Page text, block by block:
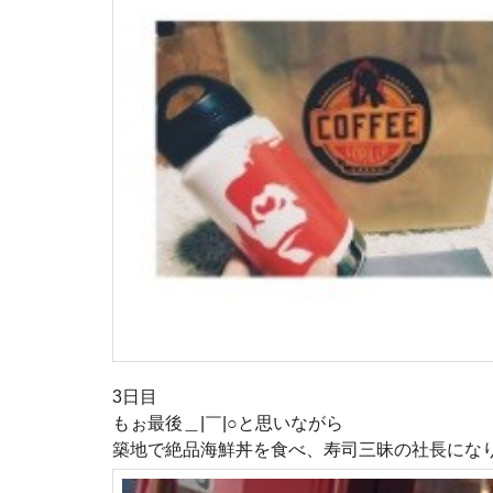
3日目
もぉ最後＿|￣|○と思いながら
築地で絶品海鮮丼を食べ、寿司三昧の社長にな